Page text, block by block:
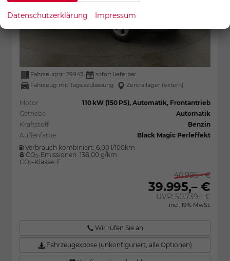
Fahrzeugnr.: 29943
sofort lieferbar
Fahrzeug mit Tageszulassung
Zentrallager (extern)
Motor
110 kW (150 PS), Automatik, Frontantrieb
Getriebe
Automatik
Kraftstoff
Benzin
Außenfarbe
Black Magic Perleffekt
Verbrauch kombiniert: 6,00 l/100km
CO2-Emissionen: 138,00 g/km
CO2-Klasse: E
40.995,– €
39.995,– €
UVP:50.739,– €
incl. 19% MwSt.
Wir rufen Sie an
Fahrzeugexpose (unkonfiguriert, alle Optionen)
Datenschutzerklärung Impressum